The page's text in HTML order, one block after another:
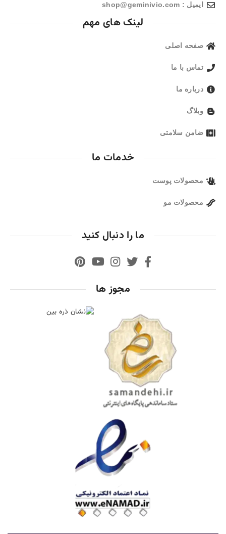
ایمیل : shop@geminivio.com​
لینک های مهم
صفحه اصلی
تماس با ما
درباره ما
وبلاگ
ضامن سلامتی
خدمات ما
محصولات پوست
محصولات مو
ما را دنبال کنید
مجوز ها